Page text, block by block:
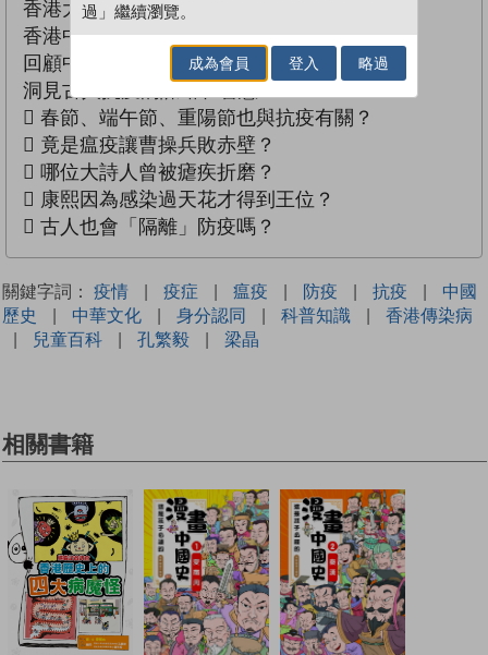
香港大學醫學院孔繁毅教授
香港中文大學中醫學院梁晶博士 強力推薦
回顧中國過去三千年的疫症歷史
洞見古人抗疫的謀略和智慧
 春節、端午節、重陽節也與抗疫有關？
 竟是瘟疫讓曹操兵敗赤壁？
 哪位大詩人曾被瘧疾折磨？
 康熙因為感染過天花才得到王位？
 古人也會「隔離」防疫嗎？
關鍵字詞： 疫情 | 疫症 | 瘟疫 | 防疫 | 抗疫 |
中國
歷史
| 中華文化 | 身分認同 | 科普知識 |
香港傳染病
|
兒童百科 | 孔繁毅 | 梁晶
相關書籍
過」繼續瀏覽。
成為會員 登入 略過